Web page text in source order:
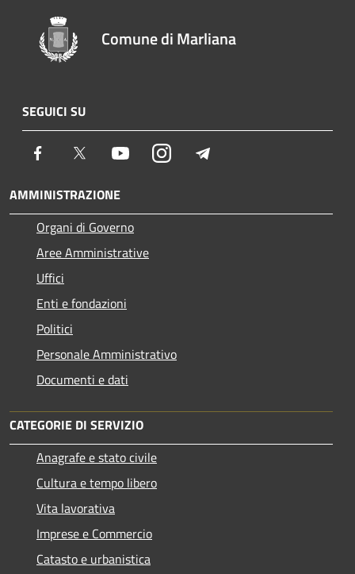
Comune di Marliana
SEGUICI SU
Facebook Twitter YoutubeInstagram
AMMINISTRAZIONE
Organi di Governo
Aree Amministrative
Uffici
Enti e fondazioni
Politici
Personale Amministrativo
Documenti e dati
CATEGORIE DI SERVIZIO
Anagrafe e stato civile
Cultura e tempo libero
Vita lavorativa
Imprese e Commercio
Catasto e urbanistica